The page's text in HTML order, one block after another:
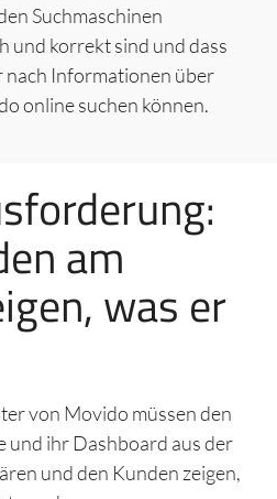
Suchmaschinen
und korrekt sind und dass
nach Informationen über
online suchen können.
am
was er
von Movido müssen den
und ihr Dashboard aus der
und den Kunden zeigen,